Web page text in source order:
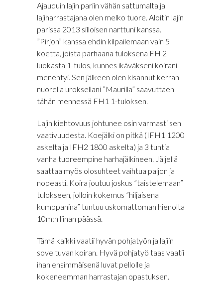
Ajauduin lajin pariin vähän sattumalta ja
lajiharrastajana olen melko tuore. Aloitin lajin
parissa 2013 silloisen narttuni kanssa.
”Pirjon” kanssa ehdin kilpailemaan vain 5
koetta, joista parhaana tuloksena FH 2
luokasta 1-tulos, kunnes ikäväkseni koirani
menehtyi. Sen jälkeen olen kisannut kerran
nuorella uroksellani ”Maurilla” saavuttaen
tähän mennessä FH1 1-tuloksen.
Lajin kiehtovuus johtunee osin varmasti sen
vaativuudesta. Koejälki on pitkä (IFH1 1200
askelta ja IFH2 1800 askelta) ja 3 tuntia
vanha tuoreempine harhajälkineen. Jäljellä
saattaa myös olosuhteet vaihtua paljon ja
nopeasti. Koira joutuu joskus ”taistelemaan”
tulokseen, jolloin kokemus ”hiljaisena
kumppanina” tuntuu uskomattoman hienolta
10m:n liinan päässä.
Tämä kaikki vaatii hyvän pohjatyön ja lajiin
soveltuvan koiran. Hyvä pohjatyö taas vaatii
ihan ensimmäisenä luvat pellolle ja
kokeneemman harrastajan opastuksen.